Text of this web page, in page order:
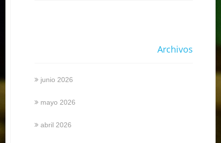
Archivos
junio 2026
mayo 2026
abril 2026